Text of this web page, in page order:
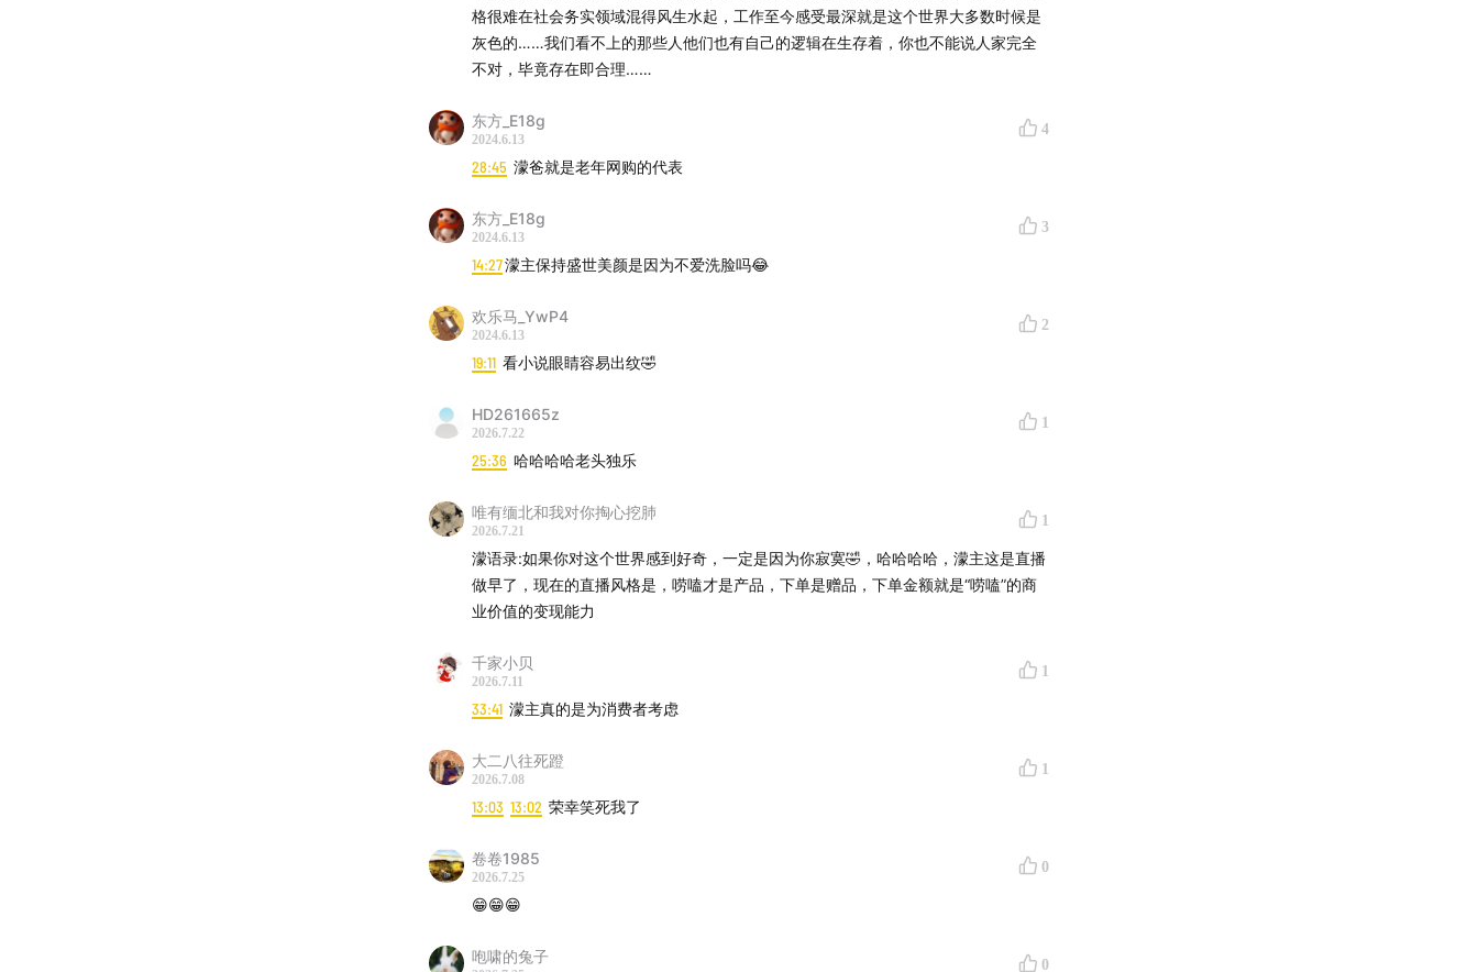
格很难在社会务实领域混得风生水起，工作至今感受最深就是这个世界大多数时候是
灰色的……我们看不上的那些人他们也有自己的逻辑在生存着，你也不能说人家完全
不对，毕竟存在即合理……
东方_E18g
2024.6.13
4
28:45 濛爸就是老年网购的代表
东方_E18g
2024.6.13
3
14:27濛主保持盛世美颜是因为不爱洗脸吗😂
欢乐马_YwP4
2024.6.13
2
19:11 看小说眼睛容易出纹🤣
HD261665z
2026.7.22
1
25:36 哈哈哈哈老头独乐
唯有缅北和我对你掏心挖肺
2026.7.21
1
濛语录:如果你对这个世界感到好奇，一定是因为你寂寞🤣，哈哈哈哈，濛主这是直播
做早了，现在的直播风格是，唠嗑才是产品，下单是赠品，下单金额就是“唠嗑”的商
业价值的变现能力
千家小贝
2026.7.11
1
33:41 濛主真的是为消费者考虑
大二八往死蹬
2026.7.08
1
13:03 13:02 荣幸笑死我了
卷卷1985
2026.7.25
0
😁😁😁
咆啸的兔子 0